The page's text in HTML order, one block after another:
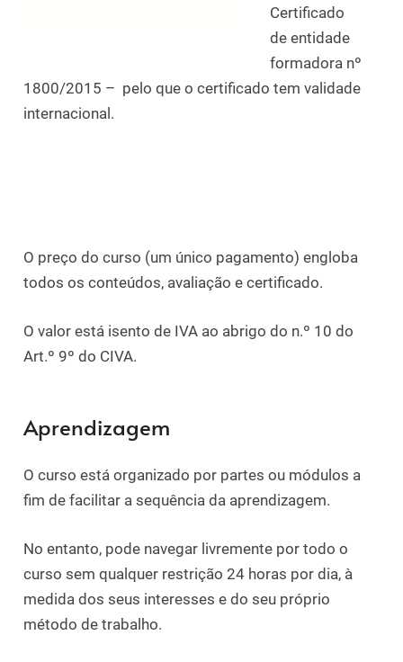
Certificado
de entidade
formadora nº
1800/2015 – pelo que o certificado tem validade
internacional.
O preço do curso (um único pagamento) engloba
todos os conteúdos, avaliação e certificado.
O valor está isento de IVA ao abrigo do n.º 10 do
Art.º 9º do CIVA.
Aprendizagem
O curso está organizado por partes ou módulos a
fim de facilitar a sequência da aprendizagem.
No entanto, pode navegar livremente por todo o
curso sem qualquer restrição 24 horas por dia, à
medida dos seus interesses e do seu próprio
método de trabalho.